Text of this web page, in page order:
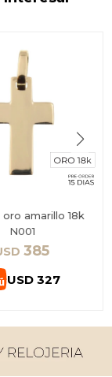
amarillo 18k
N001
385
USD 327